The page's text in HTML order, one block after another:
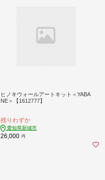
ヒノキウォールアートキット＜YABA
NE＞【1612777】
残りわずか
愛知県新城市
26,000 円